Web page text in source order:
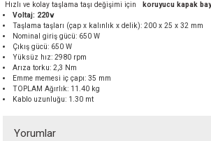
Üfleme Makinesi
Hızlı ve kolay taşlama taşı değişimi için
koruyucu kapak
Voltaj: 220v
Taşlama taşları (çap x kalınlık x delik): 200 x 25 x 32 mm
Nominal giriş gücü: 650 W
Çıkış gücü: 650 W
Yüksüz hız: 2980 rpm
Arıza torku: 2,3 Nm
Emme memesi iç çapı: 35 mm
TOPLAM Ağırlık: 11.40 kg
Kablo uzunluğu: 1.30 mt
Yorumlar